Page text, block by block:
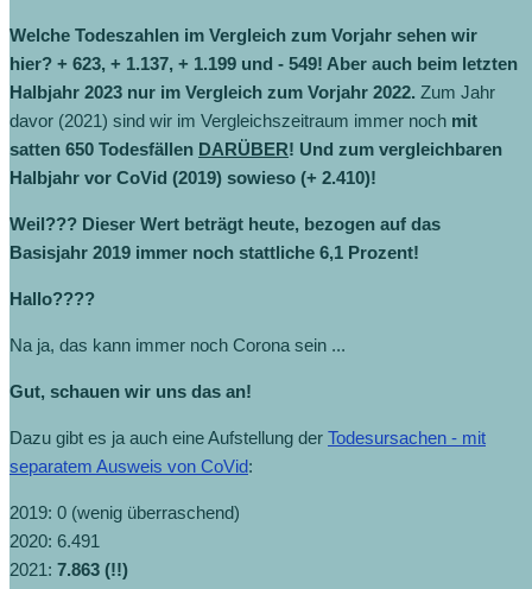
Welche Todeszahlen im Vergleich zum Vorjahr sehen wir
hier? + 623, + 1.137, + 1.199 und - 549! Aber auch beim letzten
Halbjahr 2023 nur im Vergleich zum Vorjahr 2022. Zum Jahr
davor (2021) sind wir im Vergleichszeitraum immer noch mit
satten 650 Todesfällen DARÜBER! Und zum vergleichbaren
Halbjahr vor CoVid (2019) sowieso (+ 2.410)!
Weil??? Dieser Wert beträgt heute, bezogen auf das
Basisjahr 2019 immer noch stattliche 6,1 Prozent!
Hallo????
Na ja, das kann immer noch Corona sein ...
Gut, schauen wir uns das an!
Dazu gibt es ja auch eine Aufstellung der Todesursachen - mit
separatem Ausweis von CoVid:
2019: 0 (wenig überraschend)
2020: 6.491
2021: 7.863 (!!)